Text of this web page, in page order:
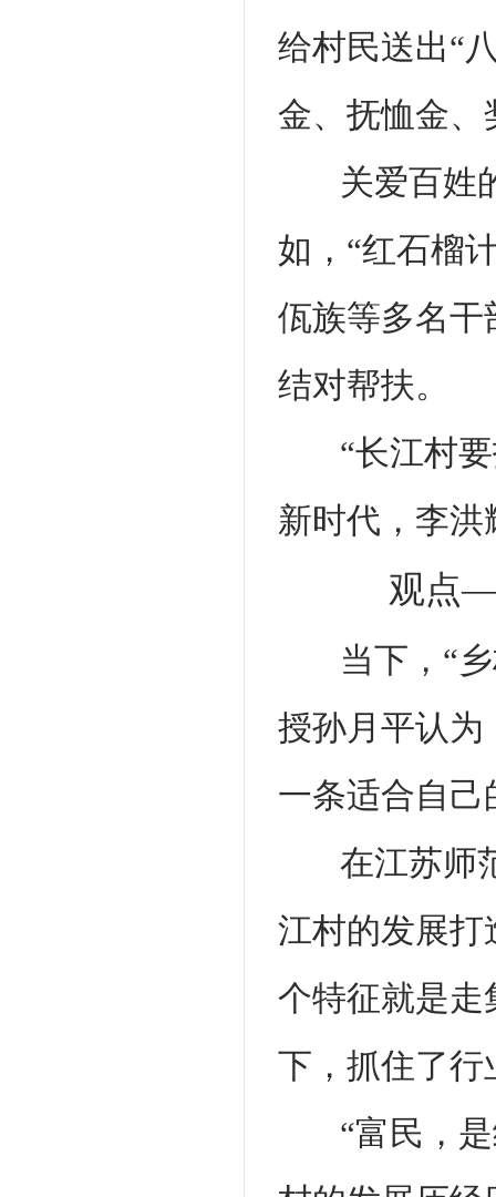
给村民送出“
金、抚恤金
关爱百姓
如，“红石榴
佤族等多名干
结对帮扶。
“长江村
新时代，李洪
观点
当下，“
授孙月平认为
一条适合自己
在江苏师
江村的发展打
个特征就是走
下，抓住了行
“富民，